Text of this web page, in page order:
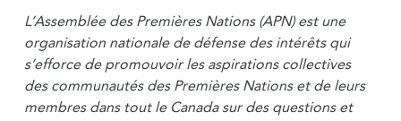
L’Assemblée des Premières Nations (APN) est une
organisation nationale de défense des intérêts qui
s’efforce de promouvoir les aspirations collectives
des communautés des Premières Nations et de leurs
membres dans tout le Canada sur des questions et